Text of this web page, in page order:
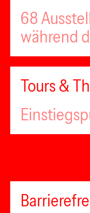
68
während
Tours &